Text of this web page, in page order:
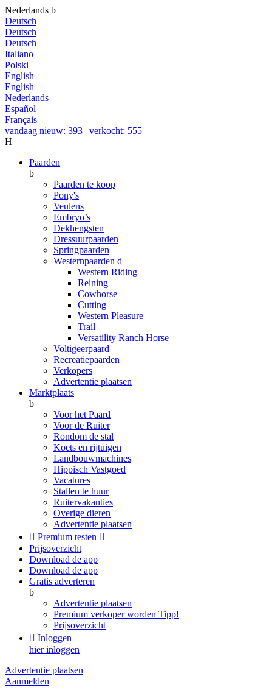
Nederlands b
Deutsch
Deutsch
Deutsch
Italiano
Polski
English
English
Nederlands
Español
Français
vandaag nieuw: 393 | verkocht: 555
H
Paarden
b
Paarden te koop
Pony's
Veulens
Embryo’s
Dekhengsten
Dressuurpaarden
Springpaarden
Westernpaarden d
Western Riding
Reining
Cowhorse
Cutting
Western Pleasure
Trail
Versatility Ranch Horse
Voltigeerpaard
Recreatiepaarden
Verkopers
Advertentie plaatsen
Marktplaats
b
Voor het Paard
Voor de Ruiter
Rondom de stal
Koets en rijtuigen
Landbouwmachines
Hippisch Vastgoed
Vacatures
Stallen te huur
Ruitervakanties
Overige dieren
Advertentie plaatsen
 Premium testen 
Prijsoverzicht
Download de app
Download de app
Gratis adverteren
b
Advertentie plaatsen
Premium verkoper worden Tipp!
Prijsoverzicht
 Inloggen
hier inloggen
Advertentie plaatsen
Aanmelden